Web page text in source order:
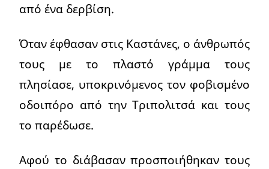
από ένα δερβίση.
Όταν έφθασαν στις Καστάνες, ο άνθρωπός
τους με το πλαστό γράμμα τους
πλησίασε, υποκρινόμενος τον φοβισμένο
οδοιπόρο από την Τριπολιτσά και τους
το παρέδωσε.
Αφού το διάβασαν προσποιήθηκαν τους